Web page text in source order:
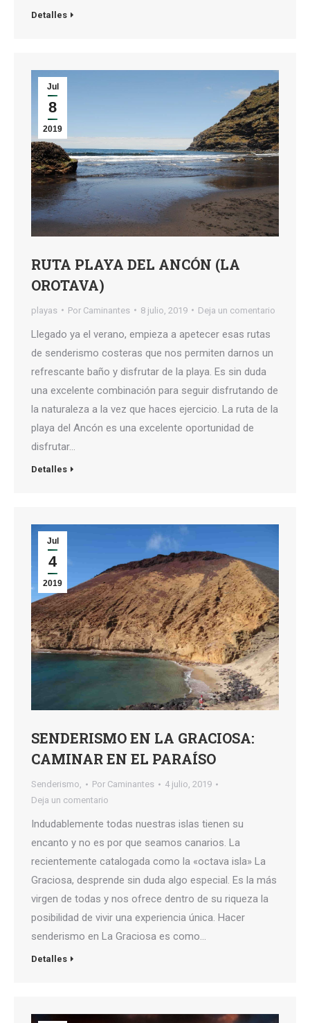
Detalles
Jul
8
2019
RUTA PLAYA DEL ANCÓN (LA
OROTAVA)
playas Por Caminantes 8 julio, 2019 Deja un comentario
Llegado ya el verano, empieza a apetecer esas rutas
de senderismo costeras que nos permiten darnos un
refrescante baño y disfrutar de la playa. Es sin duda
una excelente combinación para seguir disfrutando de
la naturaleza a la vez que haces ejercicio. La ruta de la
playa del Ancón es una excelente oportunidad de
disfrutar…
Detalles
Jul
4
2019
SENDERISMO EN LA GRACIOSA:
CAMINAR EN EL PARAÍSO
Senderismo, Por Caminantes
4 julio, 2019
Deja un comentario
Indudablemente todas nuestras islas tienen su
encanto y no es por que seamos canarios. La
recientemente catalogada como la «octava isla» La
Graciosa, desprende sin duda algo especial. Es la más
virgen de todas y nos ofrece dentro de su riqueza la
posibilidad de vivir una experiencia única. Hacer
senderismo en La Graciosa es como…
Detalles